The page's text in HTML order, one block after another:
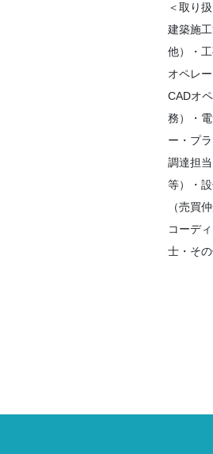
＜取り
建築施
他）・
オペレ
CADオ
務）・
ー・プ
調達担
等）・
（売買
コーデ
士・そ